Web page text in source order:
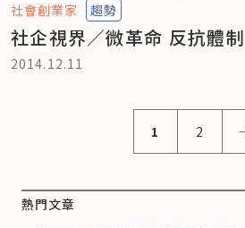
社會創業家 趨勢
社企視界／微革命 反抗體
2014.12.11
1 2
熱門文章